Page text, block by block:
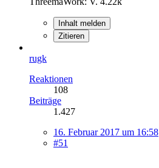
Inhalt melden
Zitieren
rugk
Reaktionen
108
Beiträge
1.427
16. Februar 2017 um 16:58
#51